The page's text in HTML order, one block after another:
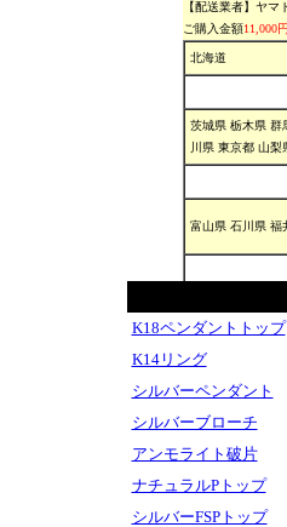
K18ペンダントトップ
K14リング
シルバーペンダント
シルバーブローチ
アンモライト破片
ナチュラルPトップ
シルバーFSPトップ